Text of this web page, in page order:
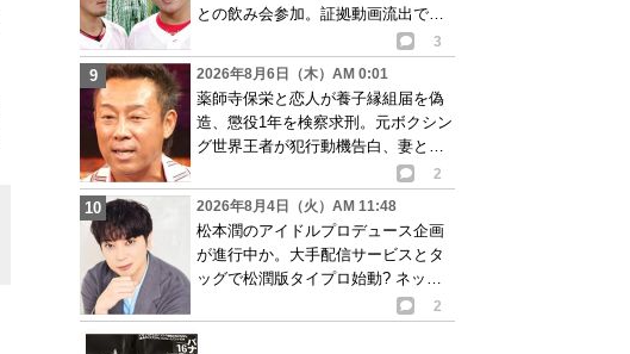
との飲み会参加。証拠動画流出で波
3
2026年8月6日（木）AM 0:01
薬師寺保栄と恋人が養子縁組届を偽
造、懲役1年を検察求刑。元ボクシン
グ世界王者が犯行動機告白、妻と離
2
2026年8月4日（火）AM 11:48
松本潤のアイドルプロデュース企画
が進行中か。大手配信サービスとタ
ッグで松潤版タイプロ始動? ネット
2